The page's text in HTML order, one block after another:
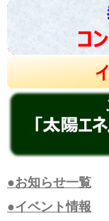
●お知らせ一覧
●イベント情報